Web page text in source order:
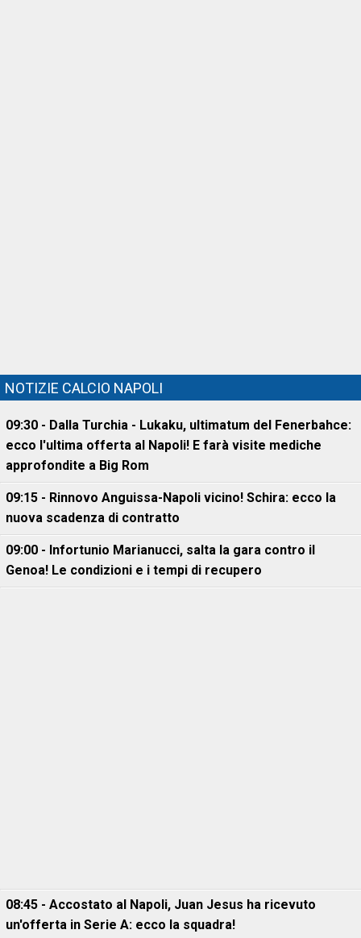
NOTIZIE CALCIO NAPOLI
09:30 - Dalla Turchia - Lukaku, ultimatum del Fenerbahce:
ecco l'ultima offerta al Napoli! E farà visite mediche
approfondite a Big Rom
09:15 - Rinnovo Anguissa-Napoli vicino! Schira: ecco la
nuova scadenza di contratto
09:00 - Infortunio Marianucci, salta la gara contro il
Genoa! Le condizioni e i tempi di recupero
08:45 - Accostato al Napoli, Juan Jesus ha ricevuto
un'offerta in Serie A: ecco la squadra!